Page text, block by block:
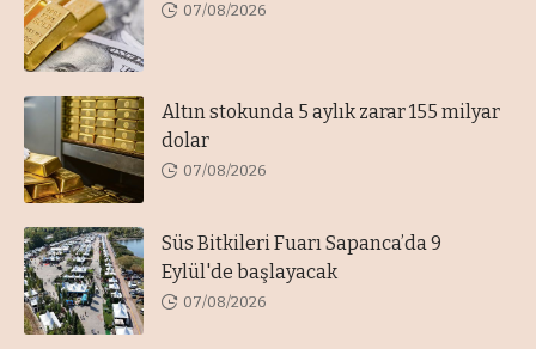
07/08/2026
Altın stokunda 5 aylık zarar 155 milyar
dolar
07/08/2026
Süs Bitkileri Fuarı Sapanca’da 9
Eylül'de başlayacak
07/08/2026